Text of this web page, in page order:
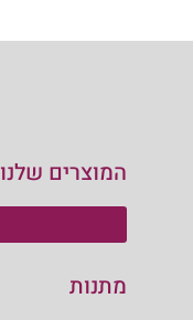
המוצרים שלנו
מתנות